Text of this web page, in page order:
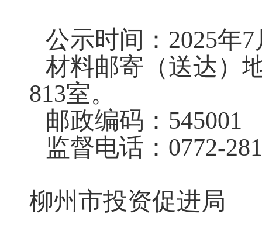
公示时间： 2025年7
材料邮寄（送达）
813室。
邮政编码： 545001
监督电话： 0772-
柳州市投资促进局